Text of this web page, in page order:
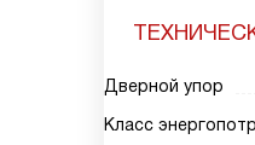
Дверной упор
Класс